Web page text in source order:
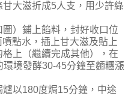
大滋折成5人支，用少許綠
）鋪上餡料，封好收口位
點水，插上甘大滋及貼上
上（繼續完成其他），在
境發酵30-45分鐘至麵糰漲
以180度焗15分鐘，中途